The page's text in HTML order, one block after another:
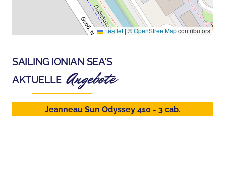
Leaflet | ©OpenStreetMapcontributors
SAILING IONIAN SEA'S
AKTUELLE Angebote
Jeanneau Sun Odyssey 410 - 3 cab.